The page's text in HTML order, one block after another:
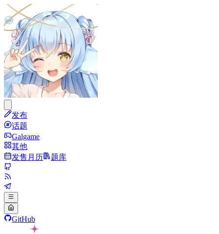
发布
话题
Galgame
其他
发售月历
题库
GitHub